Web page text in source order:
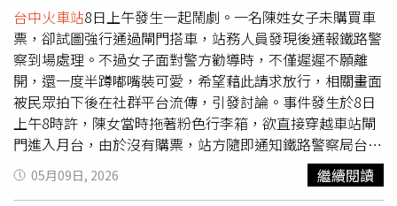
犯行，供稱因不滿家人拒絕給錢，一時情緒失控才縱火報
復。警方訊後依公共危險、毀損、竊盜及違反《家庭暴力防
治法》等罪嫌，將他移送台中地檢署偵辦，並呼籲民眾遇有
家庭糾紛應理性溝通，切勿因一時衝動觸法，危害公共安
全。
台中火車站8日上午發生一起鬧劇。一名陳姓女子未購買車
票，卻試圖強行通過閘門搭車，站務人員發現後通報鐵路警
察到場處理。不過女子面對警方勸導時，不僅遲遲不願離
開，還一度半蹲嘟嘴裝可愛，希望藉此請求放行，相關畫面
被民眾拍下後在社群平台流傳，引發討論。事件發生於8日
上午8時許，陳女當時拖著粉色行李箱，欲直接穿越車站閘
門進入月台，由於沒有購票，站方隨即通知鐵路警察局台中
分駐所派員到場。從網友上傳至Threads的影片可見，現場
有2名男性員警持續對陳女進行柔性勸導，希望她配合離
05月09日, 2026 繼續閱讀